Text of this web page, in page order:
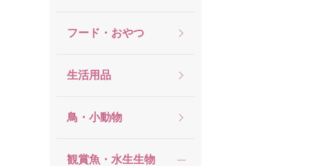
フード・おやつ
生活用品
鳥・小動物
観賞魚・水生生物